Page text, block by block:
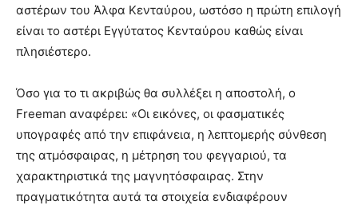
αστέρων του Άλφα Κενταύρου, ωστόσο η πρώτη επιλογή
είναι το αστέρι Εγγύτατος Κενταύρου καθώς είναι
πλησιέστερο.
Όσο για το τι ακριβώς θα συλλέξει η αποστολή, ο
Freeman αναφέρει: «Οι εικόνες, οι φασματικές
υπογραφές από την επιφάνεια, η λεπτομερής σύνθεση
της ατμόσφαιρας, η μέτρηση του φεγγαριού, τα
χαρακτηριστικά της μαγνητόσφαιρας. Στην
πραγματικότητα αυτά τα στοιχεία ενδιαφέρουν